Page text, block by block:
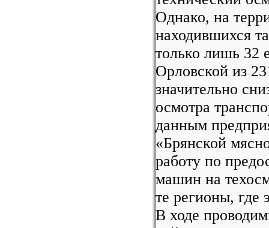
Однако, на
находившихся
только лишь 32
Орловской из
значительно
осмотра
данным
«Брянской
работу по
машин на
те регионы, где
В ходе